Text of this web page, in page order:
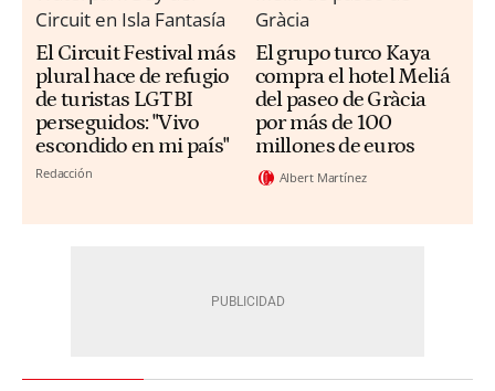
El Circuit Festival más
plural hace de refugio
de turistas LGTBI
perseguidos: "Vivo
escondido en mi país"
Redacción
El grupo turco Kaya
compra el hotel Meliá
del paseo de Gràcia
por más de 100
millones de euros
Albert Martínez